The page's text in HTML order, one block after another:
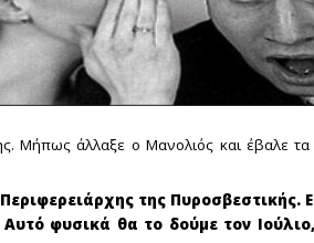
Μήπως άλλαξε ο Μανολιός και έβαλε
της Πυροσβεστικής.
φυσικά θα το δούμε τον